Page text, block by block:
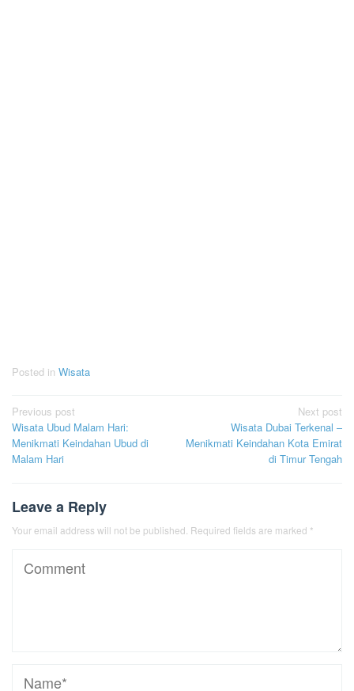
Posted in Wisata
Post
navigation
Previous post
Wisata Ubud Malam Hari:
Menikmati Keindahan Ubud di
Malam Hari
Next post
Wisata Dubai Terkenal –
Menikmati Keindahan Kota Emirat
di Timur Tengah
Leave a Reply
Your email address will not be published. Required fields are marked *